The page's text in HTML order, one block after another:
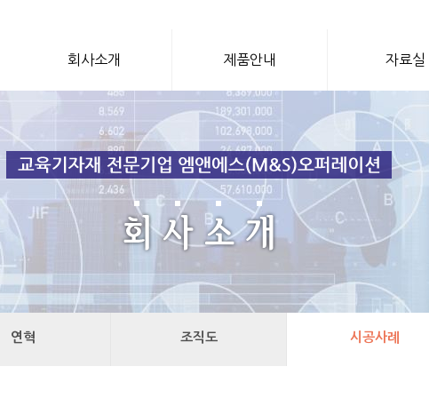
회사소개 제품안내 자료실
연혁 조직도 시공사례